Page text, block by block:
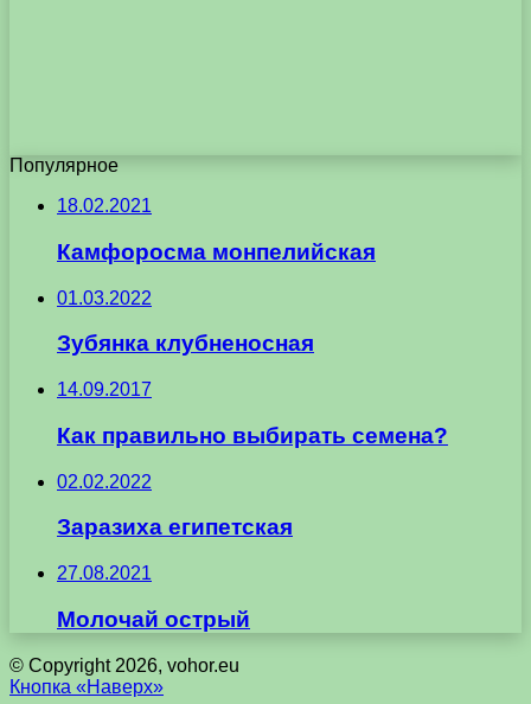
Популярное
18.02.2021
Камфоросма монпелийская
01.03.2022
Зубянка клубненосная
14.09.2017
Как правильно выбирать семена?
02.02.2022
Заразиха египетская
27.08.2021
Молочай острый
© Copyright 2026, vohor.eu
Кнопка «Наверх»